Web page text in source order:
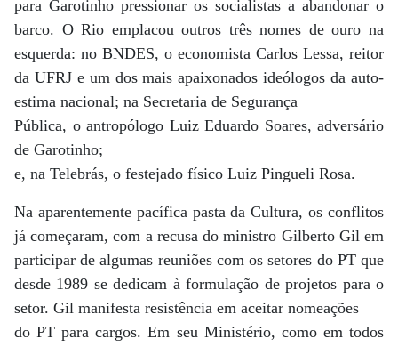
para Garotinho pressionar os socialistas a abandonar o
barco. O Rio emplacou outros três nomes de ouro na
esquerda: no BNDES, o economista Carlos Lessa, reitor
da UFRJ e um dos mais apaixonados ideólogos da auto-
estima nacional; na Secretaria de Segurança
Pública, o antropólogo Luiz Eduardo Soares, adversário
de Garotinho;
e, na Telebrás, o festejado físico Luiz Pingueli Rosa.
Na aparentemente pacífica pasta da Cultura, os conflitos
já começaram, com a recusa do ministro Gilberto Gil em
participar de algumas reuniões com os setores do PT que
desde 1989 se dedicam à formulação de projetos para o
setor. Gil manifesta resistência em aceitar nomeações
do PT para cargos. Em seu Ministério, como em todos